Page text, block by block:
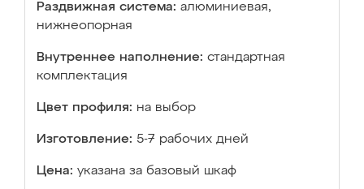
Раздвижная система: алюминиевая,
нижнеопорная
Внутреннее наполнение: стандартная
комплектация
Цвет профиля: на выбор
Изготовление: 5-7 рабочих дней
Цена: указана за базовый шкаф